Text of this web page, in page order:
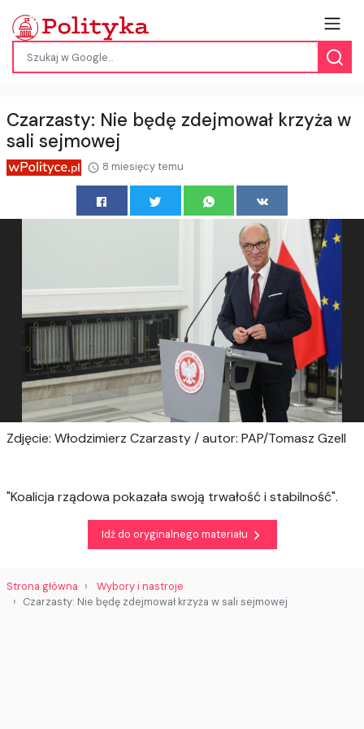
Czarzasty: Nie będę zdejmował krzyża w
sali sejmowej
8 miesięcy temu
Zdjęcie: Włodzimierz Czarzasty / autor: PAP/Tomasz Gzell
"Koalicja rządowa pokazała swoją trwałość i stabilność".
Idź do oryginalnego materiału
Strona główna
Wybory i nastroje
Czarzasty: Nie będę zdejmował krzyża w sali sejmowej